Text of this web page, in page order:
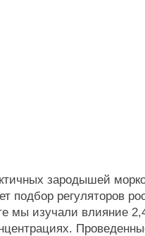
зародышей
подбор регуляторов
мы изучали влияние